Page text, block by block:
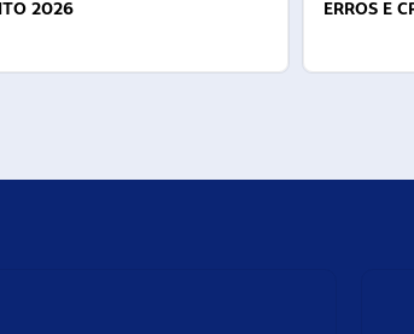
2026
ERROS E